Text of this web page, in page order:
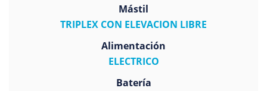
Mástil
TRIPLEX CON ELEVACION LIBRE
Alimentación
ELECTRICO
Batería